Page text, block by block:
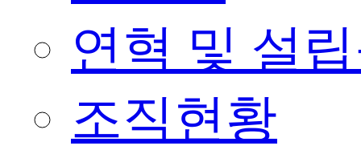
연혁 및 설
조직현황